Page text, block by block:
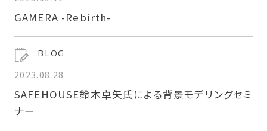
GAMERA -Rebirth-
BLOG
2023.08.28
SAFEHOUSE鈴木卓矢氏による背景モデリングセミ
ナー